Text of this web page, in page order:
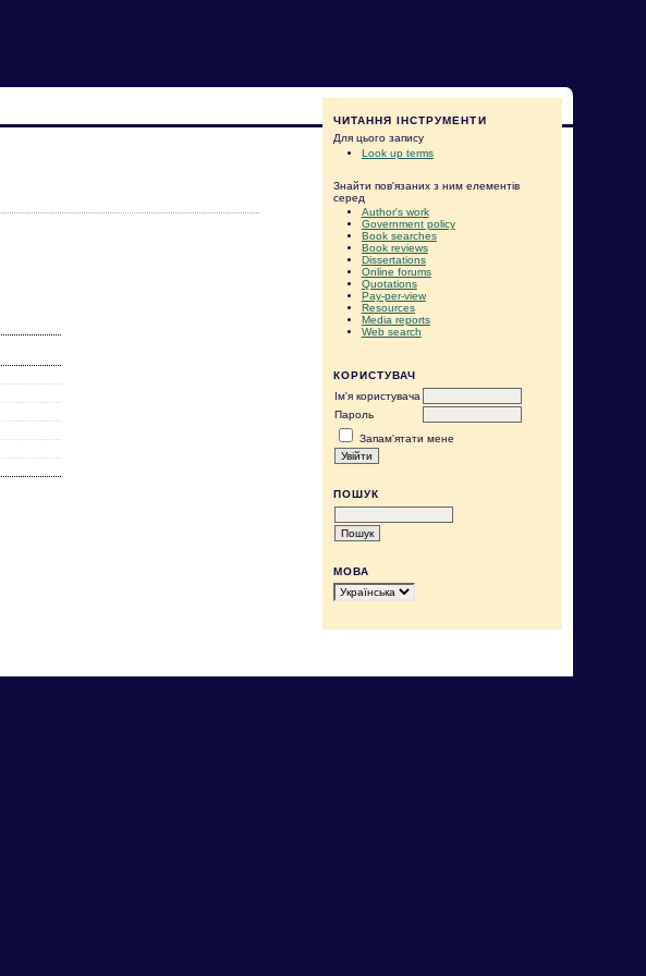
ЧИТАННЯ ІНСТРУМЕНТИ
Для цього запису
Look up terms
Знайти пов'язаних з ним елементів
серед
Author's work
Government policy
Book searches
Book reviews
Dissertations
Online forums
Quotations
Pay-per-view
Resources
Media reports
Web search
КОРИСТУВАЧ
Ім'я користувача
Пароль
Запам'ятати мене
ПОШУК
МОВА